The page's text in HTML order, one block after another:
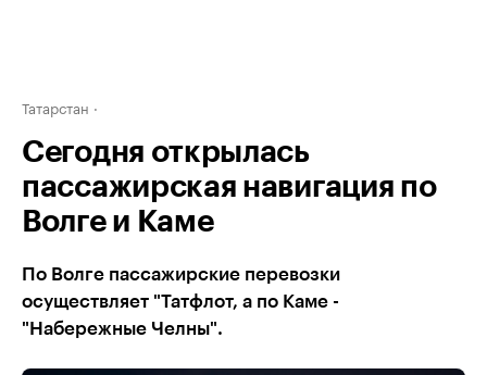
Татарстан
Сегодня открылась
пассажирская навигация по
Волге и Каме
По Волге пассажирские перевозки
осуществляет "Татфлот, а по Каме -
"Набережные Челны".